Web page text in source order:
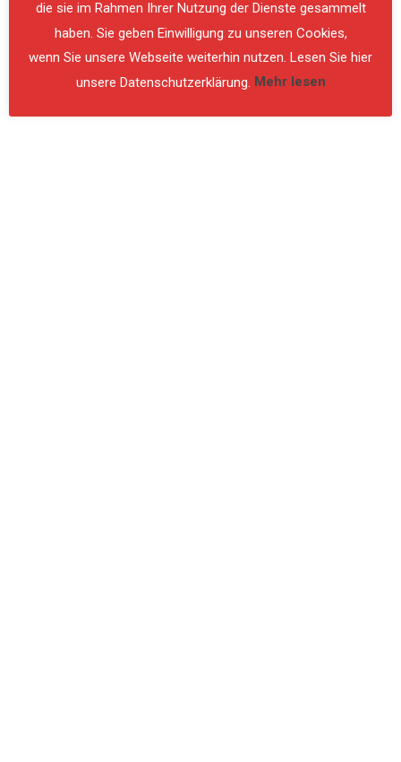
ALLGEMEIN,ÜBUNG
Übung
die sie im Rahmen Ihrer Nutzung der Dienste gesammelt
haben. Sie geben Einwilligung zu unseren Cookies,
wenn Sie unsere Webseite weiterhin nutzen. Lesen Sie hier
unsere Datenschutzerklärung.
Mehr lesen